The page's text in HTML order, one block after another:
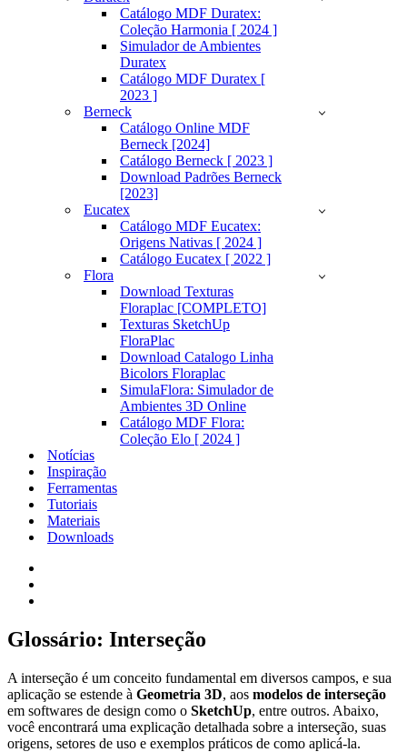
Catálogo MDF Duratex:
Coleção Harmonia [ 2024 ]
Simulador de Ambientes
Duratex
Catálogo MDF Duratex [
2023 ]
Berneck
Catálogo Online MDF
Berneck [2024]
Catálogo Berneck [ 2023 ]
Download Padrões Berneck
[2023]
Eucatex
Catálogo MDF Eucatex:
Origens Nativas [ 2024 ]
Catálogo Eucatex [ 2022 ]
Flora
Download Texturas
Floraplac [COMPLETO]
Texturas SketchUp
FloraPlac
Download Catalogo Linha
Bicolors Floraplac
SimulaFlora: Simulador de
Ambientes 3D Online
Catálogo MDF Flora:
Coleção Elo [ 2024 ]
Notícias
Inspiração
Ferramentas
Tutoriais
Materiais
Downloads
Glossário: Interseção
A interseção é um conceito fundamental em diversos campos, e sua
aplicação se estende à Geometria 3D, aos modelos de interseção
em softwares de design como o SketchUp, entre outros. Abaixo,
você encontrará uma explicação detalhada sobre a interseção, suas
origens, setores de uso e exemplos práticos de como aplicá-la.